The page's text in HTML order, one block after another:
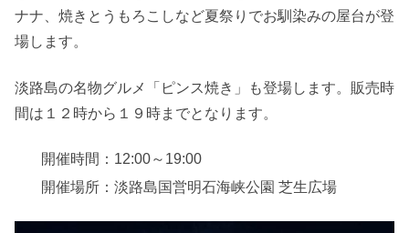
ナナ、焼きとうもろこしなど夏祭りでお馴染みの屋台が登
場します。
淡路島の名物グルメ「ピンス焼き」も登場します。販売時
間は１２時から１９時までとなります。
開催時間：12:00～19:00
開催場所：淡路島国営明石海峡公園 芝生広場